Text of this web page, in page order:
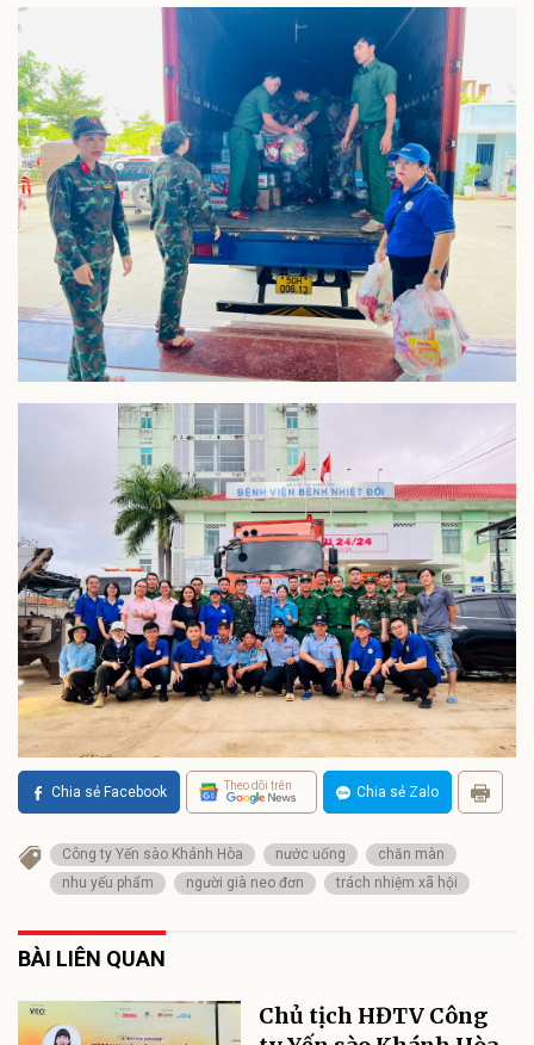
Chia sẻ Facebook Theo dõi trên Chia sẻ Zalo
Công ty Yến sào Khánh Hòa nước uống
chăn màn
nhu yếu phẩm
người già neo đơn trách nhiệm xã hội
BÀI LIÊN QUAN
Chủ tịch HĐTV Công